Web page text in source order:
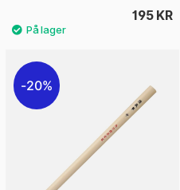
195 KR
20%